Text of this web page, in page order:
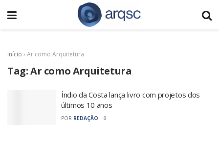
Início › Ar como Arquitetura
Tag:Ar como Arquitetura
Índio da Costa lança livro com projetos dos
últimos 10 anos
POR REDAÇÃO 0